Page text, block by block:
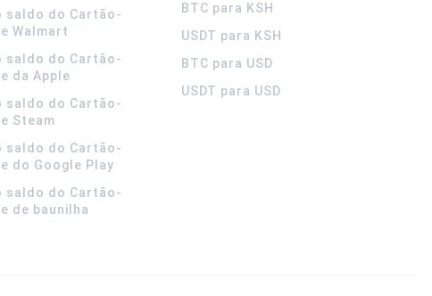
saldo do Cartão-
Walmart
saldo do Cartão-
da Apple
saldo do Cartão-
Steam
saldo do Cartão-
do Google Play
saldo do Cartão-
de baunilha
BTC para KSH
USDT para KSH
BTC para USD
USDT para USD